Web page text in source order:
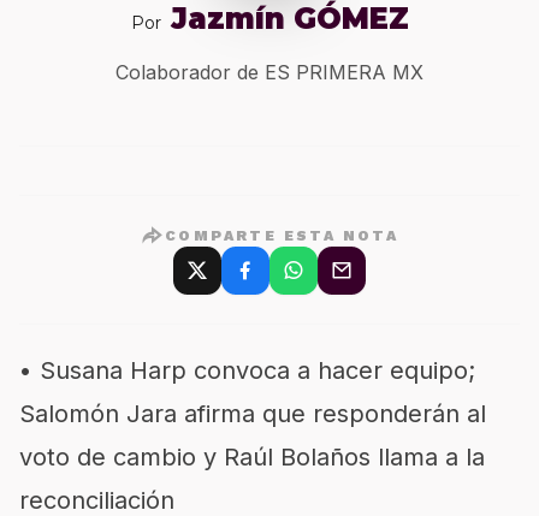
Por Jazmín GÓMEZ
Colaborador de ES PRIMERA MX
COMPARTE ESTA NOTA
• Susana Harp convoca a hacer equipo;
Salomón Jara afirma que responderán al
voto de cambio y Raúl Bolaños llama a la
reconciliación